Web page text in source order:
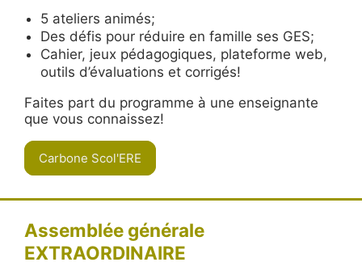
5 ateliers animés;
Des défis pour réduire en famille ses GES;
Cahier, jeux pédagogiques, plateforme web,
outils d’évaluations et corrigés!
Faites part du programme à une enseignante
que vous connaissez!
Carbone Scol'ERE
Assemblée générale
EXTRAORDINAIRE